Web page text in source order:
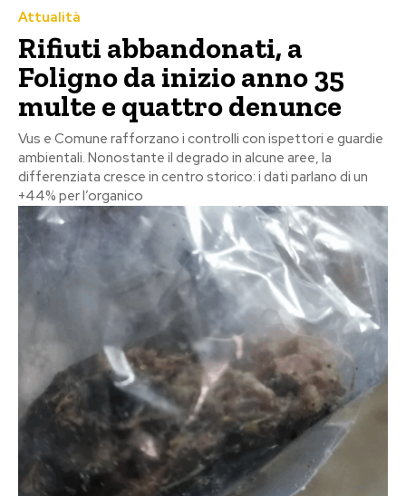
Attualità
Rifiuti abbandonati, a
Foligno da inizio anno 35
multe e quattro denunce
Vus e Comune rafforzano i controlli con ispettori e guardie
ambientali. Nonostante il degrado in alcune aree, la
differenziata cresce in centro storico: i dati parlano di un
+44% per l’organico